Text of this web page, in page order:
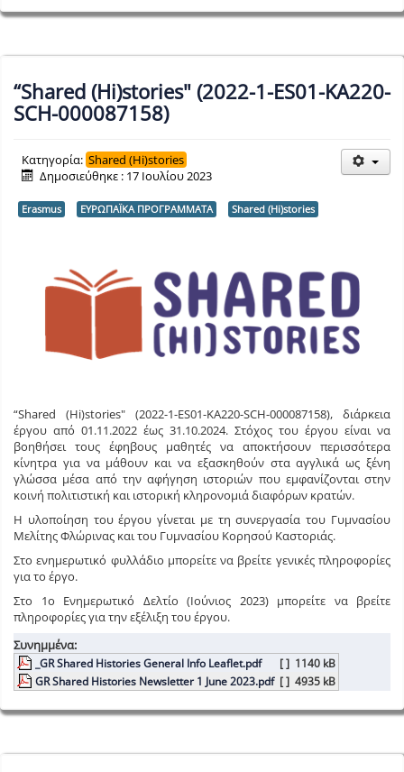
“Shared (Hi)stories" (2022-1-ES01-KA220-
SCH-000087158)
Κατηγορία: Shared (Hi)stories
Δημοσιεύθηκε : 17 Ιουλίου 2023
Erasmus ΕΥΡΩΠΑΪΚΑ ΠΡΟΓΡΑΜΜΑΤΑ Shared (Hi)stories
“Shared (Hi)stories" (2022-1-ES01-KA220-SCH-000087158), διάρκεια
έργου από 01.11.2022 έως 31.10.2024. Στόχος του έργου είναι να
βοηθήσει τους έφηβους μαθητές να αποκτήσουν περισσότερα
κίνητρα για να μάθουν και να εξασκηθούν στα αγγλικά ως ξένη
γλώσσα μέσα από την αφήγηση ιστοριών που εμφανίζονται στην
κοινή πολιτιστική και ιστορική κληρονομιά διαφόρων κρατών.
Η υλοποίηση του έργου γίνεται με τη συνεργασία του Γυμνασίου
Μελίτης Φλώρινας και του Γυμνασίου Κορησού Καστοριάς.
Στο ενημερωτικό φυλλάδιο μπορείτε να βρείτε γενικές πληροφορίες
για το έργο.
Στο 1ο Ενημερωτικό Δελτίο (Ιούνιος 2023) μπορείτε να βρείτε
πληροφορίες για την εξέλιξη του έργου.
Συνημμένα:
_GR Shared Histories General Info Leaflet.pdf [ ] 1140 kB
GR Shared Histories Newsletter 1 June 2023.pdf [ ] 4935 kB